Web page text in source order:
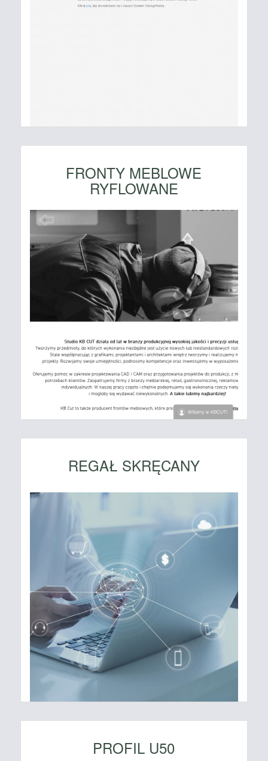
FRONTY MEBLOWE
RYFLOWANE
REGAŁ SKRĘCANY
PROFIL U50